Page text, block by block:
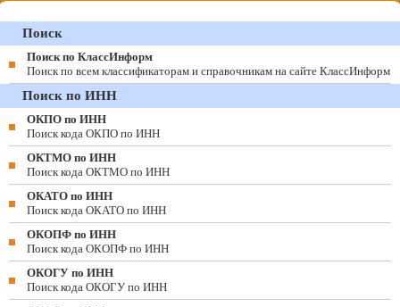
Поиск
Поиск по КлассИнформ
Поиск по всем классификаторам и справочникам на сайте КлассИнформ
Поиск по ИНН
ОКПО по ИНН
Поиск кода ОКПО по ИНН
ОКТМО по ИНН
Поиск кода ОКТМО по ИНН
ОКАТО по ИНН
Поиск кода ОКАТО по ИНН
ОКОПФ по ИНН
Поиск кода ОКОПФ по ИНН
ОКОГУ по ИНН
Поиск кода ОКОГУ по ИНН